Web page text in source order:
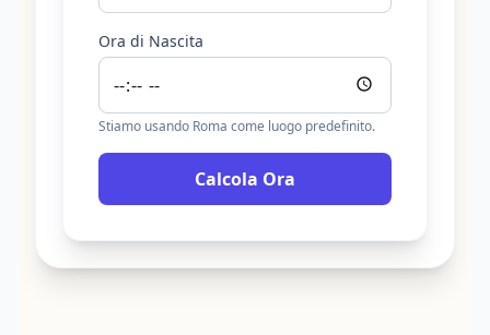
Ora di Nascita
Stiamo usando Roma come luogo predefinito.
Calcola Ora